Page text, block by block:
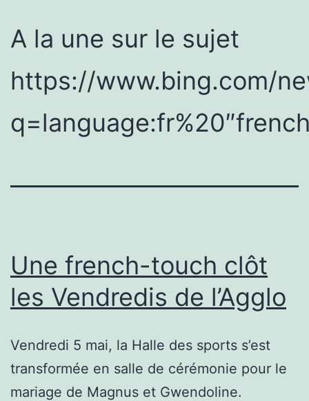
A la une sur le sujet
https://www.bing.com/
Une french-touch clôt
les Vendredis de l’Agglo
Vendredi 5 mai, la Halle des sports s’est
transformée en salle de cérémonie pour le
mariage de Magnus et Gwendoline.